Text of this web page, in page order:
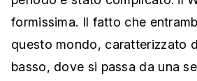
formissima. Il fatto che
questo mondo, caratterizzato
basso, dove si passa da una